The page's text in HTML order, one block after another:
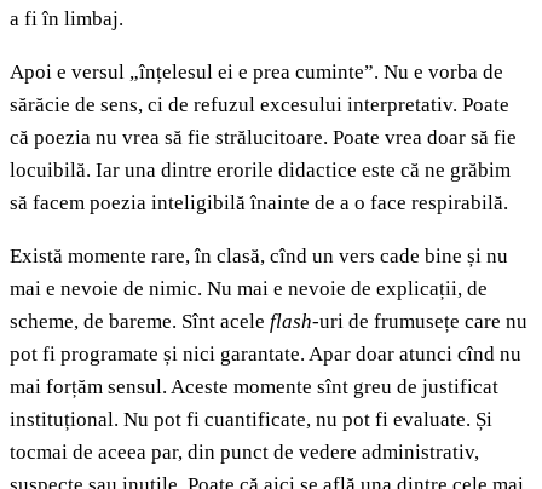
a fi în limbaj.
Apoi e versul „înțelesul ei e prea cuminte”. Nu e vorba de
sărăcie de sens, ci de refuzul excesului interpretativ. Poate
că poezia nu vrea să fie strălucitoare. Poate vrea doar să fie
locuibilă. Iar una dintre erorile didactice este că ne grăbim
să facem poezia inteligibilă înainte de a o face respirabilă.
Există momente rare, în clasă, cînd un vers cade bine și nu
mai e nevoie de nimic. Nu mai e nevoie de explicații, de
scheme, de bareme. Sînt acele flash-uri de frumusețe care nu
pot fi programate și nici garantate. Apar doar atunci cînd nu
mai forțăm sensul. Aceste momente sînt greu de justificat
instituțional. Nu pot fi cuantificate, nu pot fi evaluate. Și
tocmai de aceea par, din punct de vedere administrativ,